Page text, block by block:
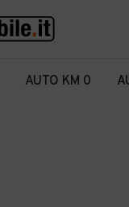
AUTO KM 0